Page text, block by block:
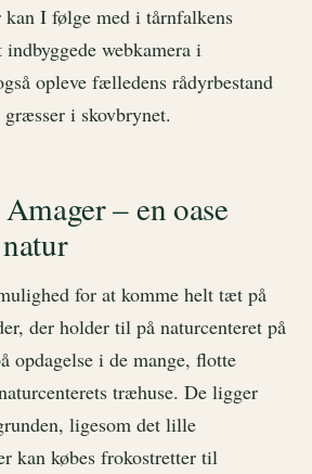
kan I følge med i tårnfalkens
webkamera i
opleve fælledens rådyrbestand
i skovbrynet.
– en oase
for at komme helt tæt på
der holder til på naturcenteret på
opdagelse i de mange, flotte
træhuse. De ligger
ligesom det lille
kan købes frokostretter til